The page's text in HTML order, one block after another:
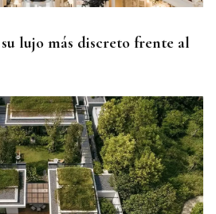
lujo más discreto frente al